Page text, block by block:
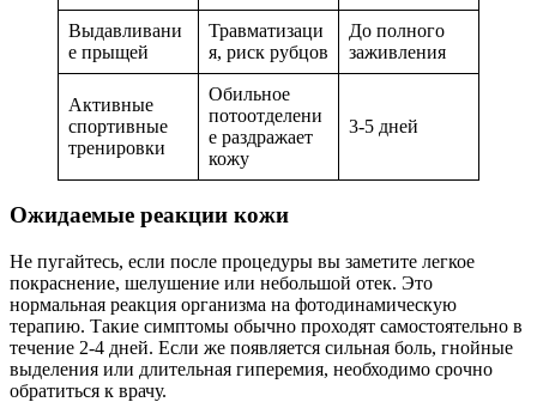
Выдавливани
е прыщей
Травматизаци
я, риск рубцов
До полного
заживления
Активные
спортивные
тренировки
Обильное
потоотделени
е раздражает
кожу
3-5 дней
Ожидаемые реакции кожи
Не пугайтесь, если после процедуры вы заметите легкое
покраснение, шелушение или небольшой отек. Это
нормальная реакция организма на фотодинамическую
терапию. Такие симптомы обычно проходят самостоятельно в
течение 2-4 дней. Если же появляется сильная боль, гнойные
выделения или длительная гиперемия, необходимо срочно
обратиться к врачу.